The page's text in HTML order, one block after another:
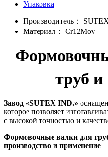
Упаковка
Производитель：
Материал：
Cr12Mov
труб и
Завод «SUTEX IND.»
которое позволяет
с высокой точностью и
Формовочные валки для
производство и применение